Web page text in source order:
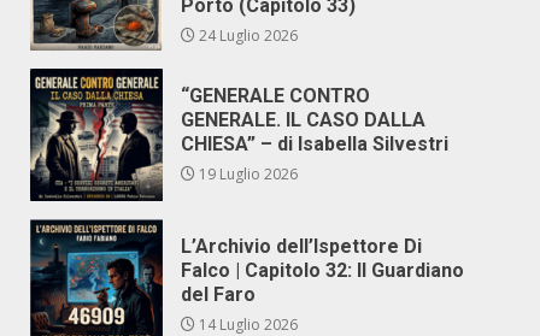
Porto (Capitolo 33)
24 Luglio 2026
“GENERALE CONTRO
GENERALE. IL CASO DALLA
CHIESA” – di Isabella Silvestri
19 Luglio 2026
L’Archivio dell’Ispettore Di
Falco | Capitolo 32: Il Guardiano
del Faro
14 Luglio 2026